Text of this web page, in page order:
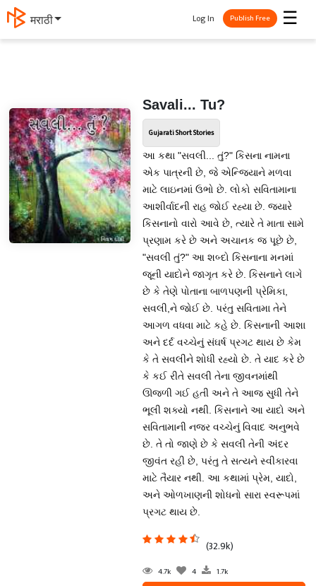
मराठी ☰
Log In Publish Free
Savali... Tu?
Gujarati Short Stories
આ કથા "સવલી... તું?" કિસના નામના
એક પાત્રની છે, જે એન્જિયાને મળવા
માટે લાઇનમાં ઉભો છે. લોકો સવિતામાના
આશીર્વાદની રાહ જોઈ રહ્યા છે. જ્યારે
કિસનાનો વારો આવે છે, ત્યારે તે માતા સામે
પ્રણામ કરે છે અને અચાનક જ પૂછે છે,
"સવલી તું?" આ શબ્દો કિસનાના મનમાં
જૂની યાદોને જાગૃત કરે છે. કિસનાને લાગે
છે કે તેણે પોતાના બાળપણની પ્રેમિકા,
સવલી,ને જોઈ છે. પરંતુ સવિતામા તેને
આગળ વધવા માટે કહે છે. કિસનાની આશા
અને દર્દ વચ્ચેનું સંઘર્ષ પ્રગટ થાય છે કેમ
કે તે સવલીને શોધી રહ્યો છે. તે યાદ કરે છે
કે કઈ રીતે સવલી તેના જીવનમાંથી
ઊજળી ગઈ હતી અને તે આજ સુધી તેને
ભૂલી શક્યો નથી. કિસનાને આ યાદો અને
સવિતામાની નજર વચ્ચેનું વિવાદ અનુભવે
છે. તે તો જાણે છે કે સવલી તેની અંદર
જીવંત રહી છે, પરંતુ તે સત્યને સ્વીકારવા
માટે તૈયાર નથી. આ કથામાં પ્રેમ, યાદો,
અને ઓળખાણની શોધનો સારા સ્વરૂપમાં
પ્રગટ થાય છે.
(32.9k)
4.7k 4 1.7k